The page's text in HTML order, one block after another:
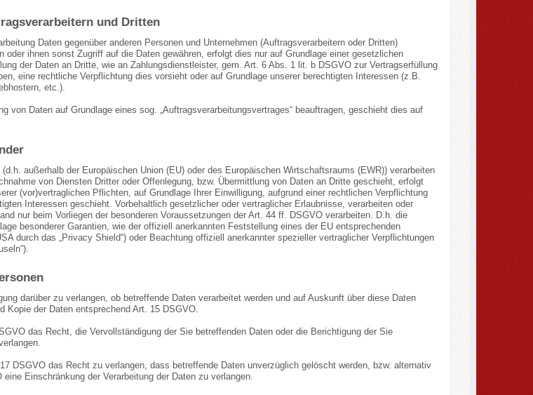
und Dritten
Daten gegenüber anderen Personen und Unternehmen (Auftragsverarbeitern oder Dritten)
oder ihnen sonst Zugriff auf die Daten gewähren, erfolgt dies nur auf Grundlage einer gesetzlichen
der Daten an Dritte, wie an Zahlungsdienstleister, gem. Art. 6 Abs. 1 lit. b DSGVO zur Vertragserfüllung
eine rechtliche Verpflichtung dies vorsieht oder auf Grundlage unserer berechtigten Interessen (z.B.
etc.).
von Daten auf Grundlage eines sog. „Auftragsverarbeitungsvertrages“ beauftragen, geschieht dies auf
außerhalb der Europäischen Union (EU) oder des Europäischen Wirtschaftsraums (EWR)) verarbeiten
von Diensten Dritter oder Offenlegung, bzw. Übermittlung von Daten an Dritte geschieht, erfolgt
(vor)vertraglichen Pflichten, auf Grundlage Ihrer Einwilligung, aufgrund einer rechtlichen Verpflichtung
Interessen geschieht. Vorbehaltlich gesetzlicher oder vertraglicher Erlaubnisse, verarbeiten oder
nur beim Vorliegen der besonderen Voraussetzungen der Art. 44 ff. DSGVO verarbeiten. D.h. die
besonderer Garantien, wie der offiziell anerkannten Feststellung eines der EU entsprechenden
durch das „Privacy Shield“) oder Beachtung offiziell anerkannter spezieller vertraglicher Verpflichtungen
darüber zu verlangen, ob betreffende Daten verarbeitet werden und auf Auskunft über diese Daten
Kopie der Daten entsprechend Art. 15 DSGVO.
das Recht, die Vervollständigung der Sie betreffenden Daten oder die Berichtigung der Sie
DSGVO das Recht zu verlangen, dass betreffende Daten unverzüglich gelöscht werden, bzw. alternativ
Einschränkung der Verarbeitung der Daten zu verlangen.